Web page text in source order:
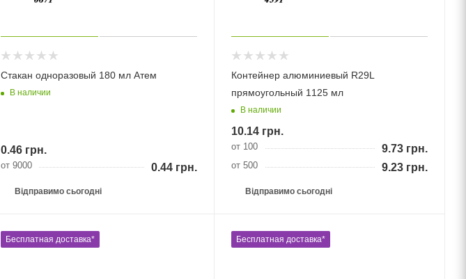
Стакан одноразовый 180 мл Атем
В наличии
0.46грн.
от 9000 0.44грн.
Відправимо сьогодні
Контейнер алюминиевый R29L
прямоугольный 1125 мл
В наличии
10.14грн.
от 100 9.73грн.
от 500 9.23грн.
Відправимо сьогодні
Бесплатная доставка* Бесплатная доставка*